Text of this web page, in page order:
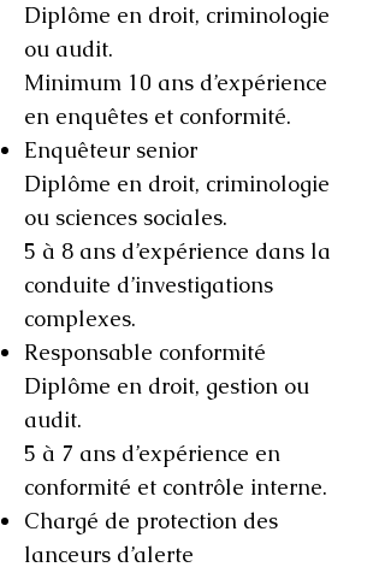
Diplôme en droit, criminologie
ou audit.
Minimum 10 ans d’expérience
en enquêtes et conformité.
Enquêteur senior
Diplôme en droit, criminologie
ou sciences sociales.
5 à 8 ans d’expérience dans la
conduite d’investigations
complexes.
Responsable conformité
Diplôme en droit, gestion ou
audit.
5 à 7 ans d’expérience en
conformité et contrôle interne.
Chargé de protection des
lanceurs d’alerte